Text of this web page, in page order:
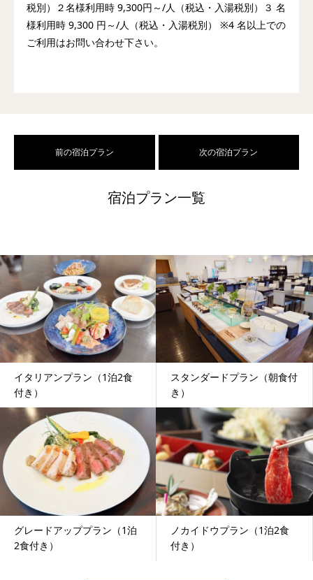
税別）２名様利用時 9,300円～/人（税込・入湯税別）３ 名
様利用時 9,300 円～/人（税込・入湯税別） ※4 名以上での
ご利用はお問い合わせ下さい。
前の宿泊プラン 次の宿泊プラン
宿泊プラン一覧
イタリアンプラン（1泊2食
付き）
スタンダードプラン（朝食付
き）
グレードアッププラン（1泊
2食付き）
ノカイドウプラン（1泊2食
付き）